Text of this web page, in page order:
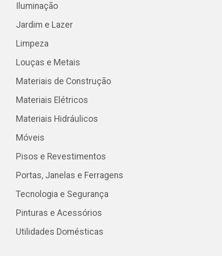
Iluminação
Jardim e Lazer
Limpeza
Louças e Metais
Materiais de Construção
Materiais Elétricos
Materiais Hidráulicos
Móveis
Pisos e Revestimentos
Portas, Janelas e Ferragens
Tecnologia e Segurança
Pinturas e Acessórios
Utilidades Domésticas